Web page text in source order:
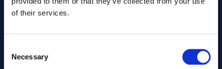
of their services.
Selection
Necessary